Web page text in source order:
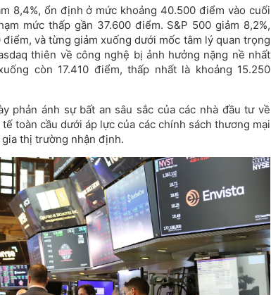
8,4%, ổn định ở mức khoảng 40.500 điểm vào cuối
mức thấp gần 37.600 điểm. S&P 500 giảm 8,2%,
và từng giảm xuống dưới mốc tâm lý quan trọng
thiên về công nghệ bị ảnh hưởng nặng nề nhất
còn 17.410 điểm, thấp nhất là khoảng 15.250
phản ánh sự bất an sâu sắc của các nhà đầu tư về
toàn cầu dưới áp lực của các chính sách thương mại
thị trường nhận định.